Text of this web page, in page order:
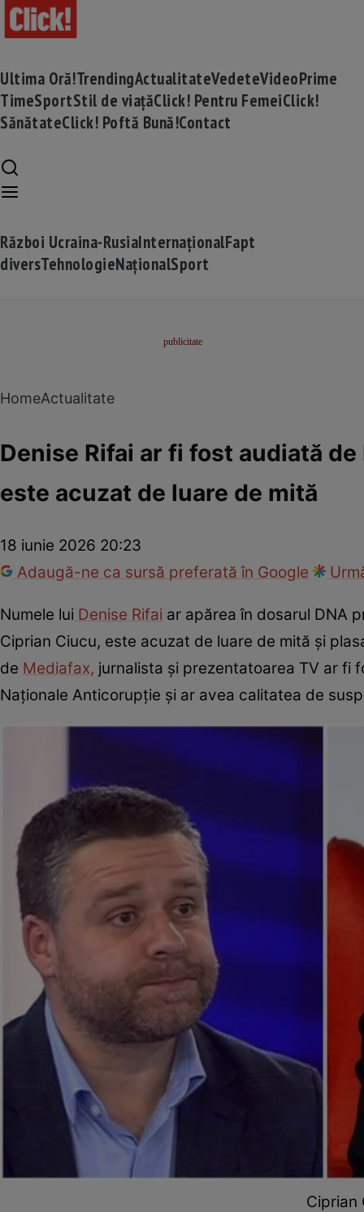
Ultima Oră!TrendingActualitateVedeteVideoPrime
TimeSportStil de viațăClick! Pentru FemeiClick!
SănătateClick! Poftă Bună!Contact
Război Ucraina-RusiaInternaționalFapt
diversTehnologieNaționalSport
HomeActualitate
Denise Rifai ar fi fost audiată
este acuzat de luare de mită
18 iunie 2026 20:23
Adaugă-ne ca sursă preferată în Google
Numele lui Denise Rifai ar apărea în dosarul DNA
Ciprian Ciucu, este acuzat de luare de mită și
de Mediafax, jurnalista și prezentatoarea TV ar fi
Naționale Anticorupție și ar avea calitatea de
Ciprian